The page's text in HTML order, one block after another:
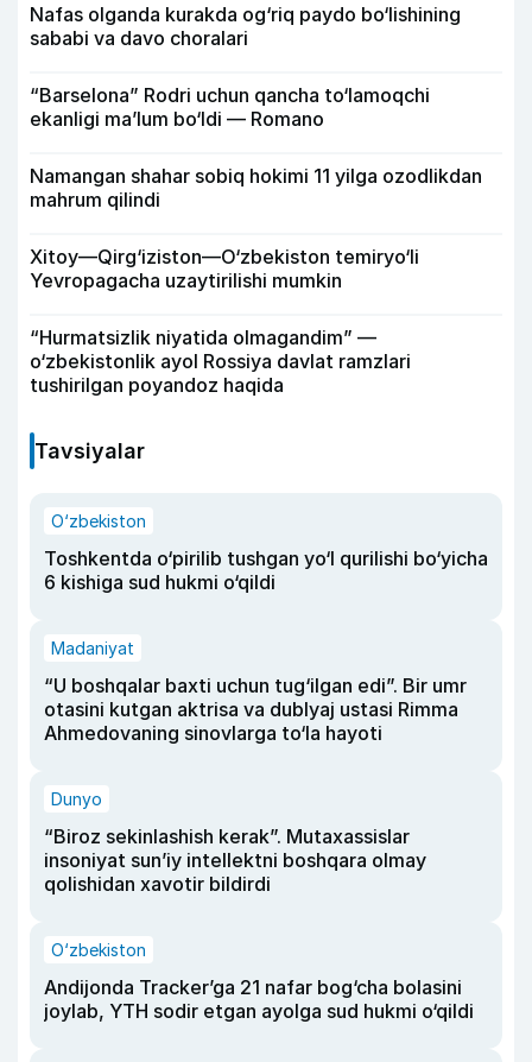
Nafas olganda kurakda og‘riq paydo bo‘lishining
sababi va davo choralari
“Barselona” Rodri uchun qancha to‘lamoqchi
ekanligi ma’lum bo‘ldi — Romano
Namangan shahar sobiq hokimi 11 yilga ozodlikdan
mahrum qilindi
Xitoy—Qirg‘iziston—O‘zbekiston temiryo‘li
Yevropagacha uzaytirilishi mumkin
“Hurmatsizlik niyatida olmagandim” —
o‘zbekistonlik ayol Rossiya davlat ramzlari
tushirilgan poyandoz haqida
Tavsiyalar
O‘zbekiston
Toshkentda o‘pirilib tushgan yo‘l qurilishi bo‘yicha
6 kishiga sud hukmi o‘qildi
Madaniyat
“U boshqalar baxti uchun tug‘ilgan edi”. Bir umr
otasini kutgan aktrisa va dublyaj ustasi Rimma
Ahmedovaning sinovlarga to‘la hayoti
Dunyo
“Biroz sekinlashish kerak”. Mutaxassislar
insoniyat sun’iy intellektni boshqara olmay
qolishidan xavotir bildirdi
O‘zbekiston
Andijonda Tracker’ga 21 nafar bog‘cha bolasini
joylab, YTH sodir etgan ayolga sud hukmi o‘qildi